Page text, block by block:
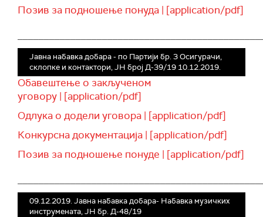
Позив за подношење понуда | [application/pdf]
Јавна набавка добара - по Партији бр. 3 Осигурачи,
склопке и контактори, ЈН број Д-39/19 10.12.2019.
Обавештење о закљученом
уговору | [application/pdf]
Одлука о додели уговора | [application/pdf]
Конкурсна документација | [application/pdf]
Позив за подношење понуде | [application/pdf]
09.12.2019. Јавна набавка добара- Набавка музичких
инструмената, ЈН бр. Д-48/19